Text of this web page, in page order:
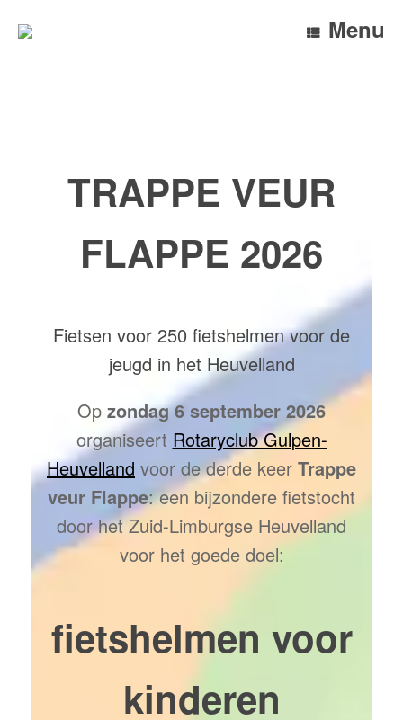
naar
Menu
TRAPPE VEUR
FLAPPE 2026
Fietsen voor 250 fietshelmen voor de
jeugd in het Heuvelland
Op zondag 6 september 2026
organiseert Rotaryclub Gulpen-
Heuvelland voor de derde keer Trappe
veur Flappe: een bijzondere fietstocht
door het Zuid-Limburgse Heuvelland
voor het goede doel:
fietshelmen voor
kinderen